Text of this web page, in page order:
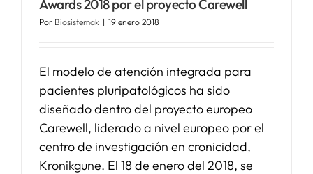
APOYO I+D+I
NOTICIAS
Awards 2018 por el proyecto Carewell
Por Biosistemak | 19 enero 2018
El modelo de atención integrada para
pacientes pluripatológicos ha sido
diseñado dentro del proyecto europeo
Carewell, liderado a nivel europeo por el
centro de investigación en cronicidad,
Kronikgune. El 18 de enero del 2018, se